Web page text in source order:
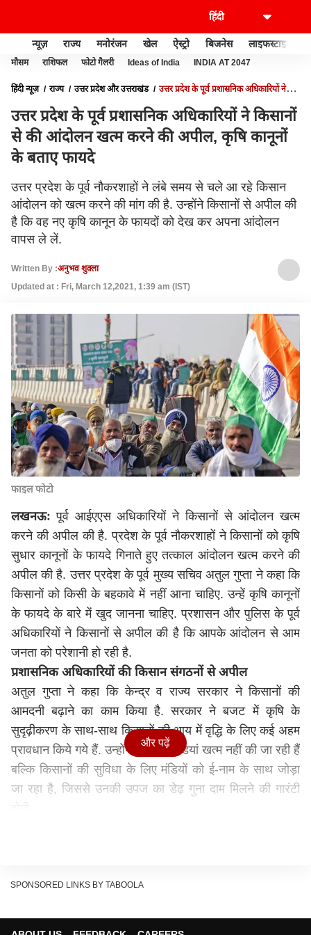
न्यूज़ राज्य मनोरंजन खेल ऐस्ट्रो बिजनेस लाइफस्टाइल
मौसम राशिफल फोटो गैलरी Ideas of India INDIA AT 2047
हिंदी न्यूज़ राज्य उत्तर प्रदेश और उत्तराखंड
उत्तर प्रदेश के पूर्व प्रशासनिक अधिकारियों ने
उत्तर प्रदेश के पूर्व प्रशासनिक अधिकारियों ने किसानों
से की आंदोलन खत्‍म करने की अपील, कृषि कानूनों
के बताए फायदे
उत्तर प्रदेश के पूर्व नौकरशाहों ने लंबे समय से चले आ रहे किसान
आंदोलन को खत्म करने की मांग की है. उन्होंने किसानों से अपील की
है कि वह नए कृषि कानून के फायदों को देख कर अपना आंदोलन
वापस ले लें.
Written By :अनुभव शुक्ला
Updated at : Fri, March 12,2021, 1:39 am (IST)
फाइल फोटो
लखनऊः पूर्व आईएएस अधिकारियों ने किसानों से आंदोलन खत्‍म
करने की अपील की है. प्रदेश के पूर्व नौकरशाहों ने किसानों को कृषि
सुधार कानूनों के फायदे गिनाते हुए तत्‍काल आंदोलन खत्‍म करने की
अपील की है. उत्तर प्रदेश के पूर्व मुख्‍य सचिव अतुल गुप्‍ता ने कहा कि
किसानों को किसी के बहकावे में नहीं आना चाहिए. उन्‍हें कृषि कानूनों
के फायदे के बारे में खुद जानना चाहिए. प्रशासन और पुलिस के पूर्व
अधिकारियों ने किसानों से अपील की है कि आपके आंदोलन से आम
जनता को परेशानी हो रही है.
प्रशासनिक अधिकारियों की किसान संगठनों से अपील
अतुल गुप्‍ता ने कहा कि केन्‍द्र व राज्‍य सरकार ने किसानों की
आमदनी बढ़ाने का काम किया है. सरकार ने बजट में कृषि के
सुदृढ़ीकरण के साथ-साथ किसानों की आय में वृद्धि के लिए कई अहम
प्रावधान किये गये हैं. उन्‍होंने कहा कि मंडियां खत्‍म नहीं की जा रही हैं
बल्कि किसानों की सुविधा के लिए मंडियों को ई-नाम के साथ जोड़ा
जा रहा है, जिससे उनकी उपज का डेढ़ गुना दाम मिलने की गारंटी
होने पर उसे किसान को बोनस भी देना होगा.
और पढ़ें
SPONSORED LINKS BY TABOOLA